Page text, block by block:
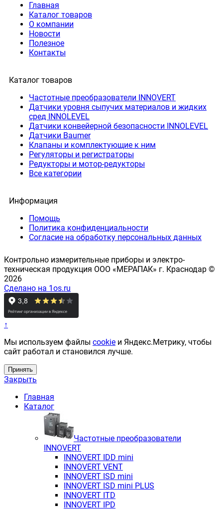
Главная
Каталог товаров
О компании
Новости
Полезное
Контакты
Каталог товаров
Частотные преобразователи INNOVERT
Датчики уровня сыпучих материалов и жидких
сред INNOLEVEL
Датчики конвейерной безопасности INNOLEVEL
Датчики Baumer
Клапаны и комплектующие к ним
Регуляторы и регистраторы
Редукторы и мотор-редукторы
Все категории
Информация
Помощь
Политика конфиденциальности
Согласие на обработку персональных данных
Контрольно измерительные приборы и электро-
техническая продукция ООО «МЕРАПАК» г. Краснодар ©
2026
Сделано на 1os.ru
↑
Мы используем файлы cookie и Яндекс.Метрику, чтобы
сайт работал и становился лучше.
Принять
Закрыть
Главная
Каталог
Частотные преобразователи
INNOVERT
INNOVERT IDD mini
INNOVERT VENT
INNOVERT ISD mini
INNOVERT ISD mini PLUS
INNOVERT ITD
INNOVERT IРD